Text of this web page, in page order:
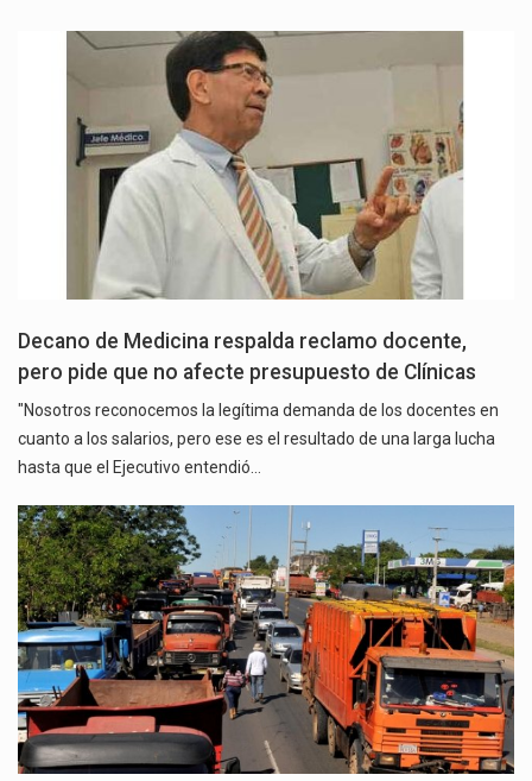
Decano de Medicina respalda reclamo docente,
pero pide que no afecte presupuesto de Clínicas
"Nosotros reconocemos la legítima demanda de los docentes en
cuanto a los salarios, pero ese es el resultado de una larga lucha
hasta que el Ejecutivo entendió…